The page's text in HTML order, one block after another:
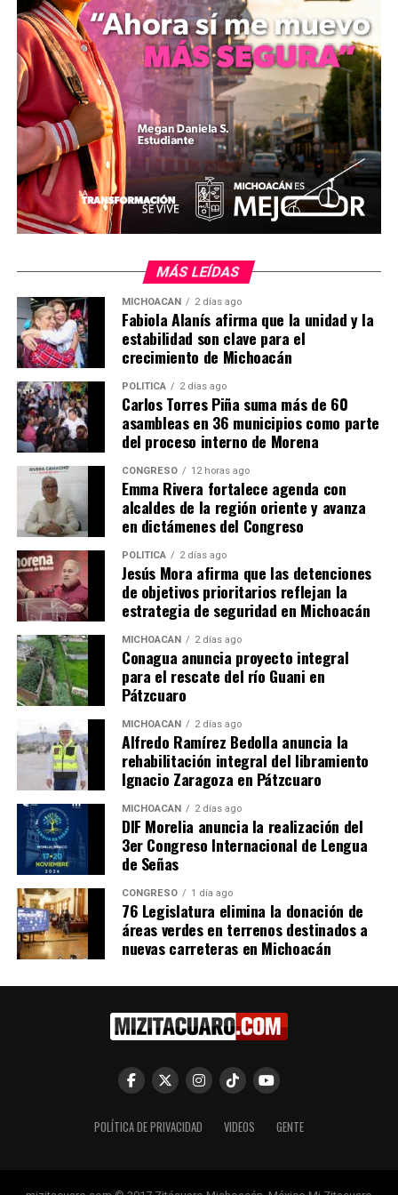
el oficial mayor y la directora del Instituto de los
Jóvenes, Tania Montes, con el objetivo de validar el
esfuerzo conjunto entre los docentes, los estudiantes y
los padres de familia de dicha demarcación.
El gobierno municipal informó que el seguimiento a
estas ceremonias y la coordinación institucional con los
planteles de nivel secundaria forman parte del eje de
desarrollo social de la gestión de Norma Yáñez, cuyo
programa operativo busca mantener la presencia del
continuidad a las estrategias de apoyo educativo y
disminuir la deserción escolar en el municipio.
MiZitácuaro
Comparte con:
Me gusta esto:
Relacionado
Norma Yáñez corona a
Norma Yañez encabeza el
Jungapeo y reafirma su
compromiso con la
2 diciembre, 2025
En "Regionales"
MÁS LEÍDAS
MICHOACÁN 2 días ago
Fabiola Alanís afirma que la unidad y la
estabilidad son clave para el
crecimiento de Michoacán
POLÍTICA 2 días ago
Carlos Torres Piña suma más de 60
asambleas en 36 municipios como parte
del proceso interno de Morena
CONGRESO 12 horas ago
Emma Rivera fortalece agenda con
alcaldes de la región oriente y avanza
en dictámenes del Congreso
POLÍTICA 2 días ago
Jesús Mora afirma que las detenciones
de objetivos prioritarios reflejan la
estrategia de seguridad en Michoacán
MICHOACÁN 2 días ago
Conagua anuncia proyecto integral
para el rescate del río Guani en
Pátzcuaro
MICHOACÁN 2 días ago
Alfredo Ramírez Bedolla anuncia la
rehabilitación integral del libramiento
Ignacio Zaragoza en Pátzcuaro
MICHOACÁN 2 días ago
DIF Morelia anuncia la realización del
3er Congreso Internacional de Lengua
de Señas
CONGRESO 1 día ago
76 Legislatura elimina la donación de
áreas verdes en terrenos destinados a
nuevas carreteras en Michoacán
POLÍTICA DE PRIVACIDAD VIDEOS GENTE